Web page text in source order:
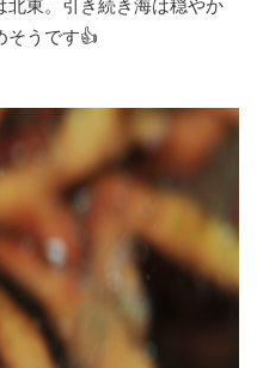
北東。引き続き海は穏やか
そうです👍